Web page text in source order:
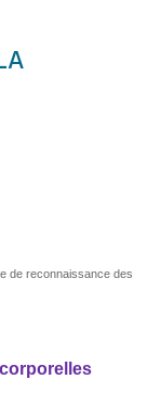
de reconnaissance des